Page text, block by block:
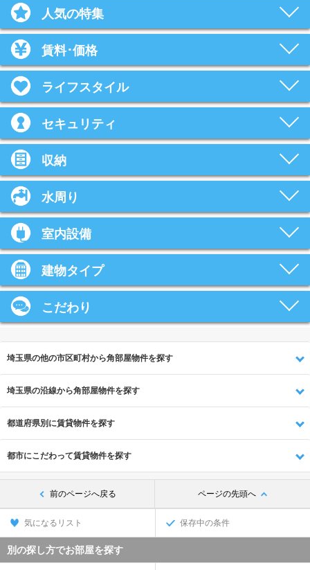
人気の特集
賃料･価格
ライフスタイル
セキュリティ
収納
水周り
室内設備
建物タイプ
こだわり
埼玉県の他の市区町村から角部屋物件を探す
埼玉県の沿線から角部屋物件を探す
都道府県別に賃貸物件を探す
都市にこだわって賃貸物件を探す
前のページへ戻る ページの先頭へ
気になるリスト 保存中の条件
別の探し方でお部屋を探す